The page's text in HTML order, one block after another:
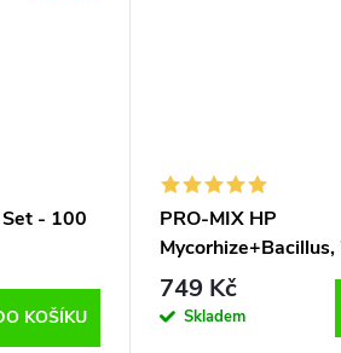
- 100
KOŠÍKU
PRO-MIX HP
749 Kč
Skladem